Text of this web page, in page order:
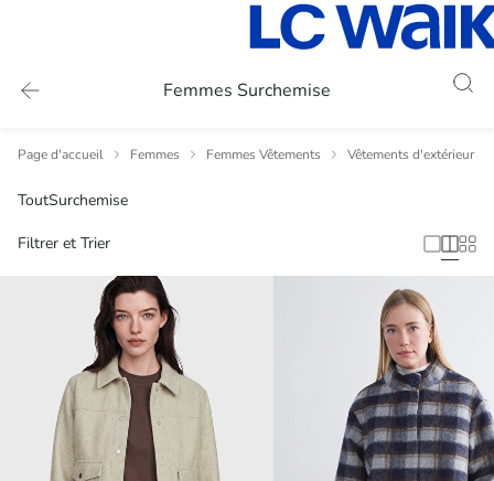
Femmes Surchemise
Page d'accueil Femmes Femmes Vêtements Vêtements d'extérieur
ToutSurchemise
Filtrer et Trier